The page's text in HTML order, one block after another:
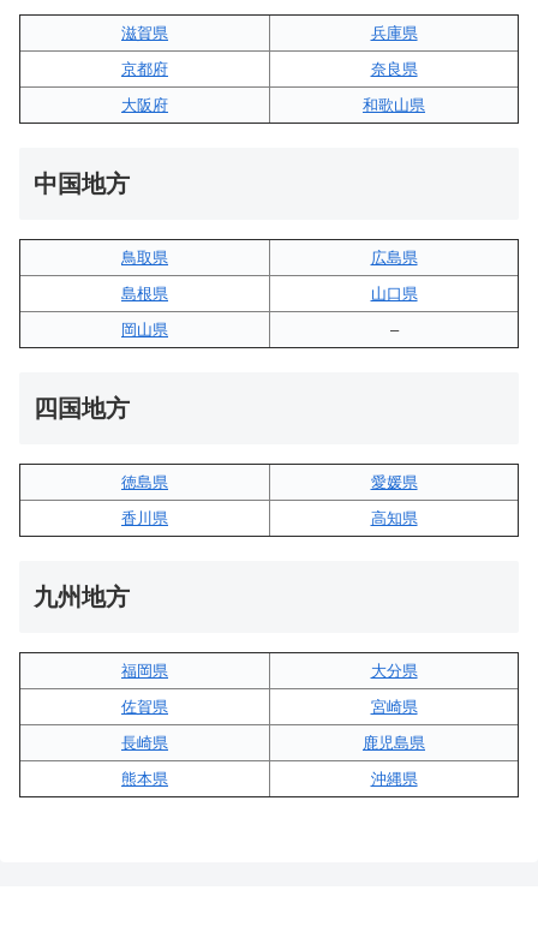
滋賀県
兵庫県
京都府
奈良県
大阪府
和歌山県
中国地方
鳥取県
広島県
島根県
山口県
岡山県
–
四国地方
徳島県
愛媛県
香川県
高知県
九州地方
福岡県
大分県
佐賀県
宮崎県
長崎県
鹿児島県
熊本県
沖縄県